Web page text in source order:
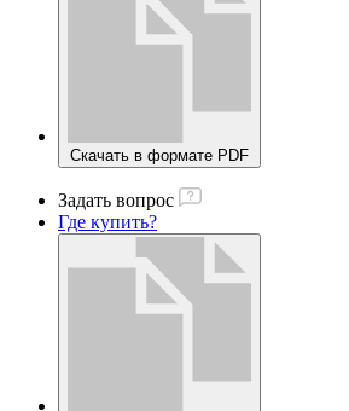
Скачать в формате PDF
Задать вопрос
Где купить?